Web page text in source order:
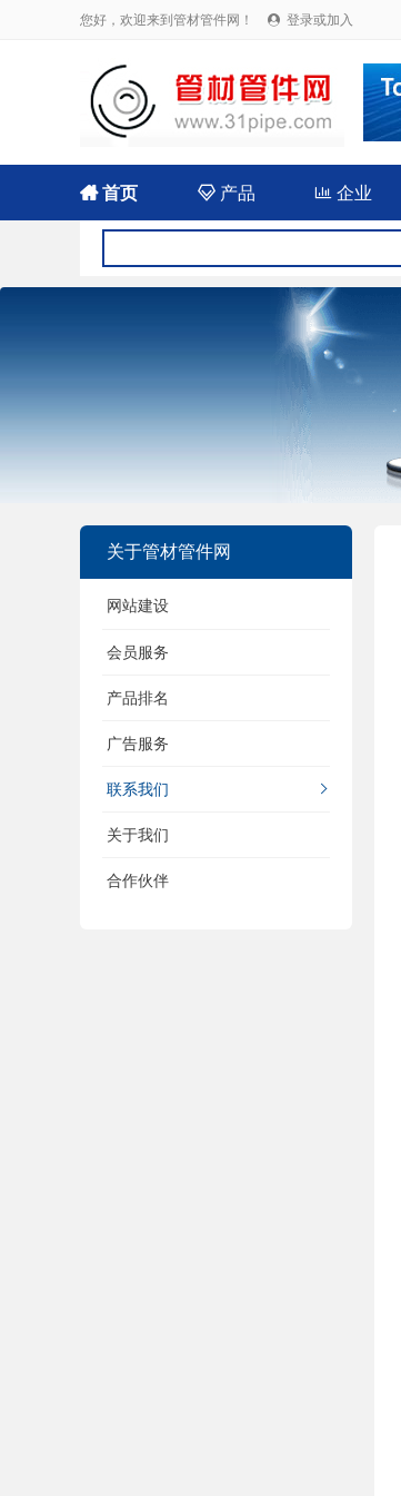
您好，欢迎来到管材管件网！  登录或加入
首页 产品  企业
关于管材管件网
网站建设
会员服务
产品排名
广告服务
联系我们
关于我们
合作伙伴